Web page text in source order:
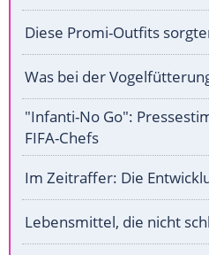
Diese Promi-Outfits
Was bei der
"Infanti-No Go":
FIFA-Chefs
Im Zeitraffer: Die
Lebensmittel, die nicht